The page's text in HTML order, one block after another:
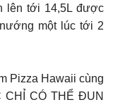
lên tới 14,5L được
một lúc tới 2
Pizza Hawaii cùng
CHỈ CÓ THỂ ĐUN